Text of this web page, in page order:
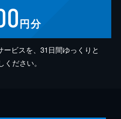
円分
ビスを、31日間ゆっくりと
ください。